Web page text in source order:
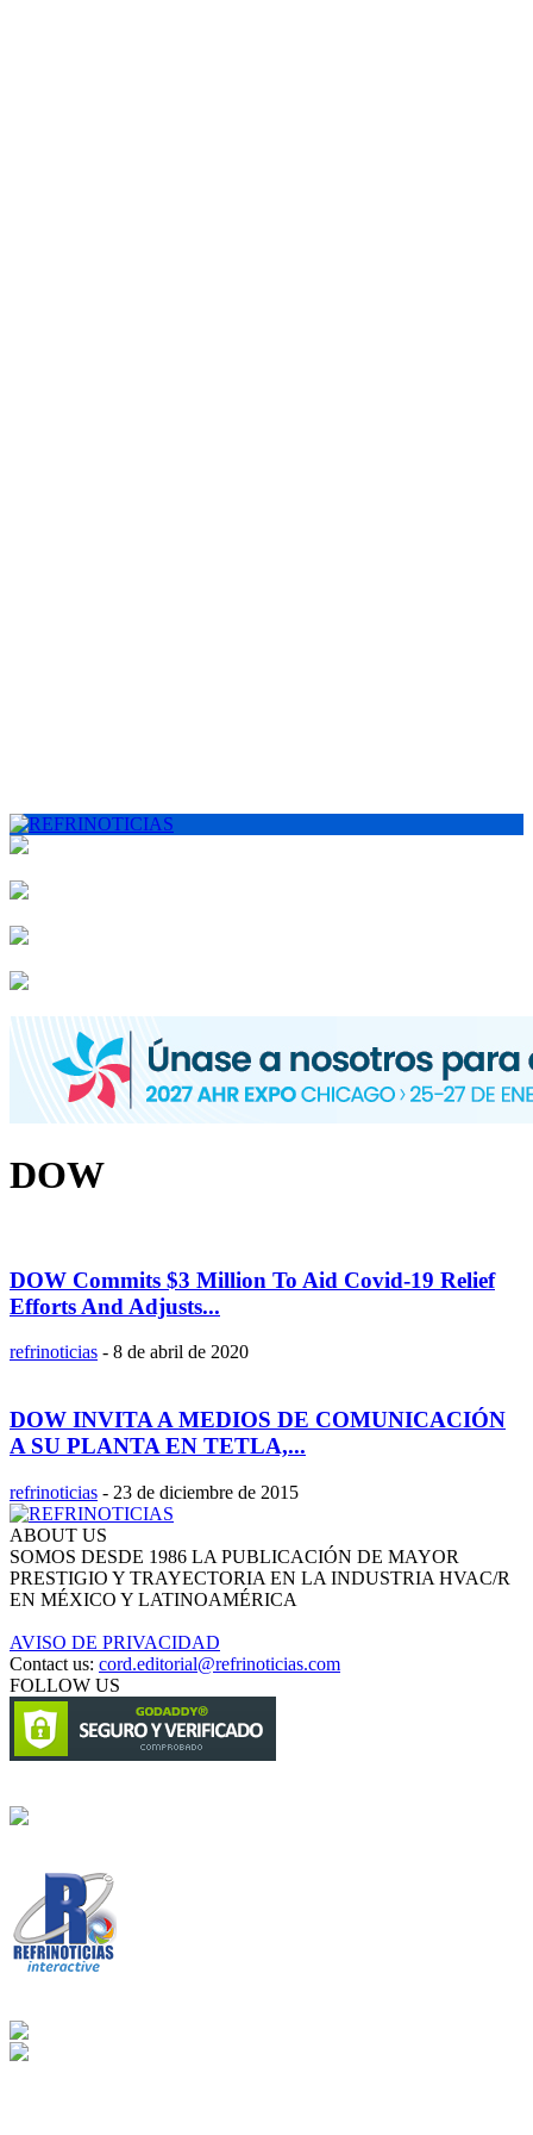
DOW
DOW Commits $3 Million To Aid Covid-19 Relief
Efforts And Adjusts...
refrinoticias - 8 de abril de 2020
DOW INVITA A MEDIOS DE COMUNICACIÓN
A SU PLANTA EN TETLA,...
refrinoticias - 23 de diciembre de 2015
ABOUT US
SOMOS DESDE 1986 LA PUBLICACIÓN DE MAYOR
PRESTIGIO Y TRAYECTORIA EN LA INDUSTRIA HVAC/R
EN MÉXICO Y LATINOAMÉRICA
AVISO DE PRIVACIDAD
Contact us: cord.editorial@refrinoticias.com
FOLLOW US